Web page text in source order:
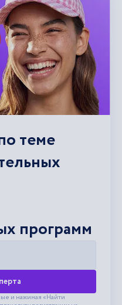
теме
программ
и нажимая «Найти